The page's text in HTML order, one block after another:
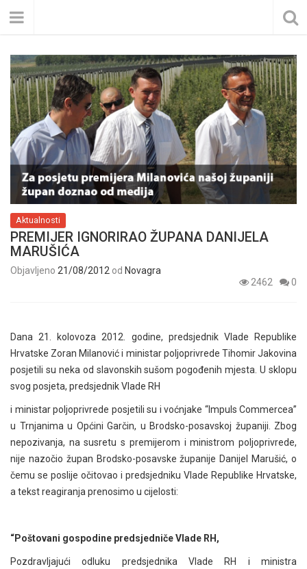
Aktualnosti
PREMIJER IGNORIRAO ŽUPANA DANIJELA
MARUŠIĆA
Objavljeno 21/08/2012 od Novagra
2462
0
Dana 21. kolovoza 2012. godine, predsjednik Vlade Republike
Hrvatske Zoran Milanović i ministar poljoprivrede Tihomir Jakovina
posjetili su neka od slavonskih sušom pogođenih mjesta. U sklopu
svog posjeta, predsjednik Vlade RH
i ministar poljoprivrede posjetili su i voćnjake “Impuls Commercea”
u Trnjanima u Općini Garčin, u Brodsko-posavskoj županiji. Zbog
nepozivanja, na susretu s premijerom i ministrom poljoprivrede,
nije nazočio župan Brodsko-posavske županije Danijel Marušić, o
čemu se poslije očitovao i predsjedniku Vlade Republike Hrvatske,
a tekst reagiranja prenosimo u cijelosti:
“Poštovani gospodine predsjedniče Vlade RH,
Pozdravljajući odluku predsjednika Vlade RH i ministra